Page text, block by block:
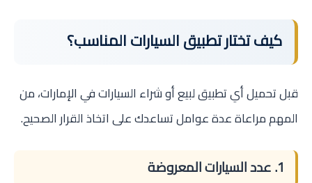
كيف تختار تطبيق السيارات المناسب؟
قبل تحميل أي تطبيق لبيع أو شراء السيارات في الإمارات، من
المهم مراعاة عدة عوامل تساعدك على اتخاذ القرار الصحيح.
1. عدد السيارات المعروضة